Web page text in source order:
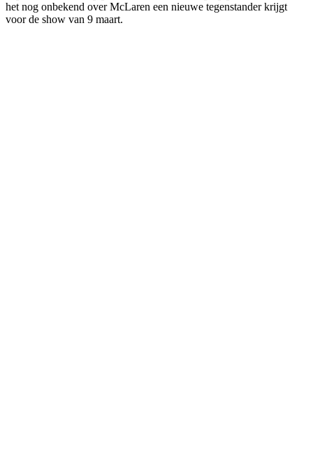
het nog onbekend over McLaren een nieuwe tegenstander krijgt
voor de show van 9 maart.